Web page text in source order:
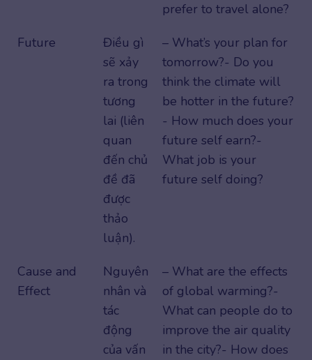
prefer to travel alone?
Future
Điều gì
sẽ xảy
ra trong
tương
lai (liên
quan
đến chủ
đề đã
được
thảo
luận).
– What’s your plan for
tomorrow?- Do you
think the climate will
be hotter in the future?
- How much does your
future self earn?-
What job is your
future self doing?
Cause and
Effect
Nguyên
nhân và
tác
động
của vấn
– What are the effects
of global warming?-
What can people do to
improve the air quality
in the city?- How does